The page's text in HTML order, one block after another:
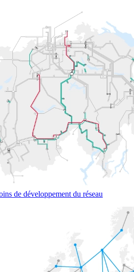
de développement du réseau